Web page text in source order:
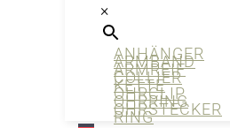
×
ANHÄNGER
ARMBAND
ARMREIF
COLLIER
KETTE
OHRCLIP
OHRRING
OHRSTECKER
RING